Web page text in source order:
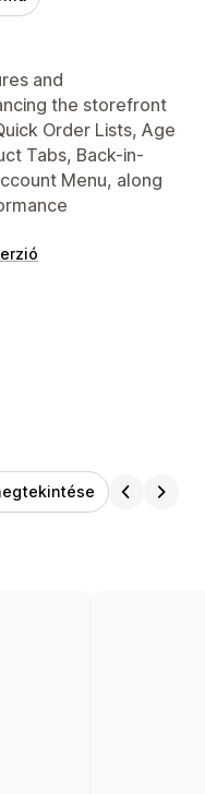
and
the storefront
Order Lists, Age
Tabs, Back-in-
Menu, along